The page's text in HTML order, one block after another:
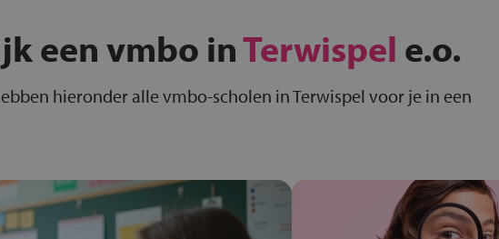
een vmbo inTerwispel e.o.
hieronder alle vmbo-scholen in Terwispel voor je in een